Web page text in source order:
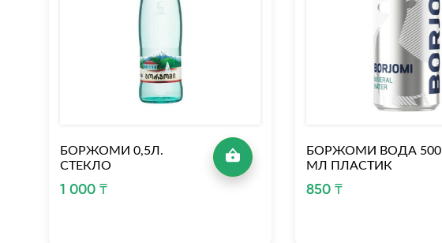
БОРЖОМИ 0,5Л.
СТЕКЛО
1 000 ₸
БОРЖОМИ ВОДА 500
МЛ ПЛАСТИК
850 ₸